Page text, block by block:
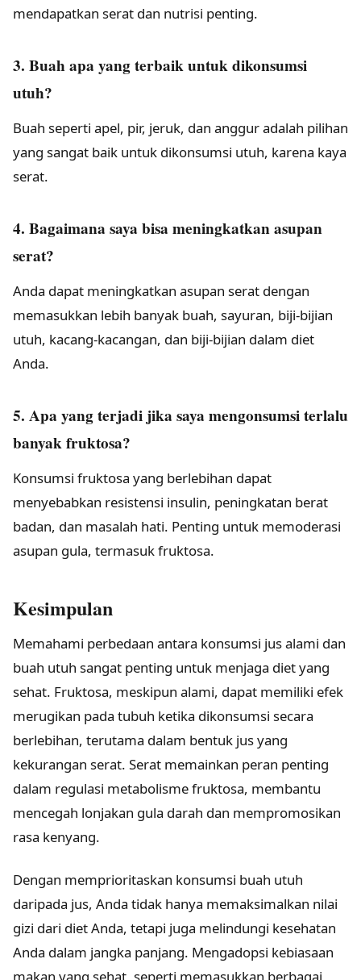
mendapatkan serat dan nutrisi penting.
3. Buah apa yang terbaik untuk dikonsumsi
utuh?
Buah seperti apel, pir, jeruk, dan anggur adalah pilihan
yang sangat baik untuk dikonsumsi utuh, karena kaya
serat.
4. Bagaimana saya bisa meningkatkan asupan
serat?
Anda dapat meningkatkan asupan serat dengan
memasukkan lebih banyak buah, sayuran, biji-bijian
utuh, kacang-kacangan, dan biji-bijian dalam diet
Anda.
5. Apa yang terjadi jika saya mengonsumsi terlalu
banyak fruktosa?
Konsumsi fruktosa yang berlebihan dapat
menyebabkan resistensi insulin, peningkatan berat
badan, dan masalah hati. Penting untuk memoderasi
asupan gula, termasuk fruktosa.
Kesimpulan
Memahami perbedaan antara konsumsi jus alami dan
buah utuh sangat penting untuk menjaga diet yang
sehat. Fruktosa, meskipun alami, dapat memiliki efek
merugikan pada tubuh ketika dikonsumsi secara
berlebihan, terutama dalam bentuk jus yang
kekurangan serat. Serat memainkan peran penting
dalam regulasi metabolisme fruktosa, membantu
mencegah lonjakan gula darah dan mempromosikan
rasa kenyang.
Dengan memprioritaskan konsumsi buah utuh
daripada jus, Anda tidak hanya memaksimalkan nilai
gizi dari diet Anda, tetapi juga melindungi kesehatan
Anda dalam jangka panjang. Mengadopsi kebiasaan
makan yang sehat, seperti memasukkan berbagai